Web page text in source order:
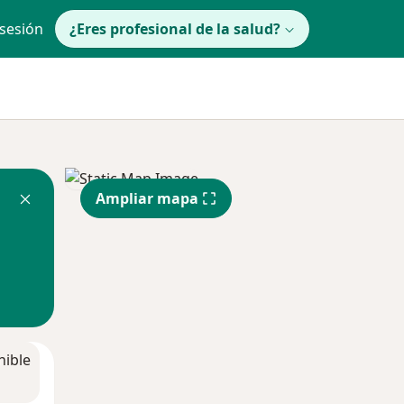
¿Eres profesional de la salud?
Ampliar mapa